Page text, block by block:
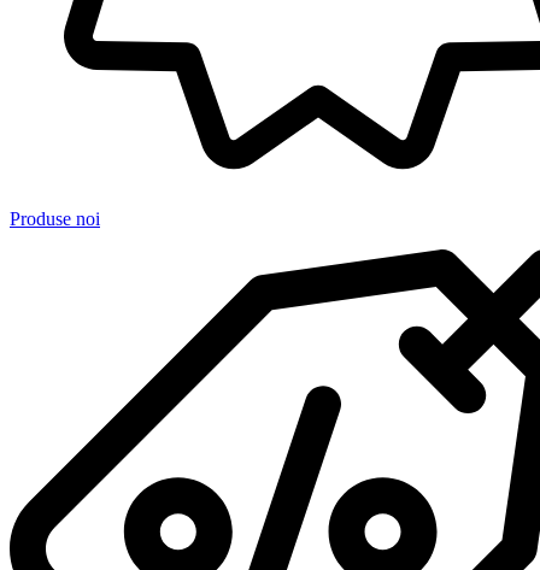
Produse noi